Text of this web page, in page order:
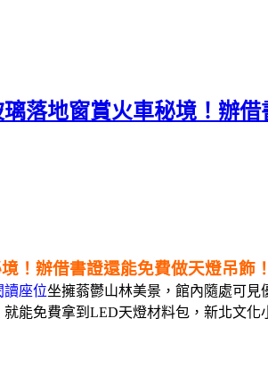
落地窗賞火車秘境！辦
！辦借書證還能免費做天燈吊飾
讀座位坐擁蓊鬱山林美景，館內隨處可
能免費拿到LED天燈材料包，新北文